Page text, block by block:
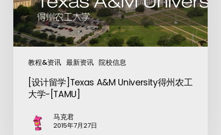
教程&资讯 最新资讯 院校信息
[设计留学]Texas A&M University得州农工
大学-[TAMU]
马克君
2015年7月27日